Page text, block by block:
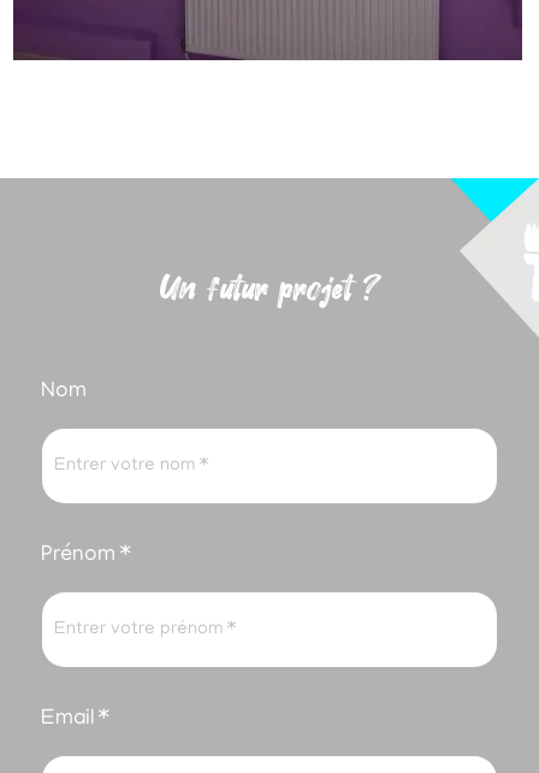
Un futur projet ?
Nom
Prénom *
Email *